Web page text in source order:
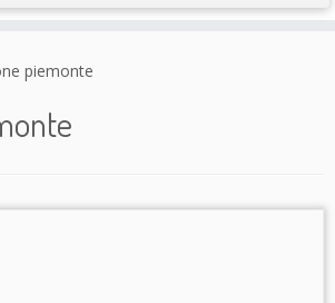
piemonte